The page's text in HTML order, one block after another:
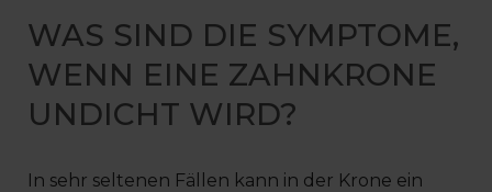
WAS SIND DIE SYMPTOME,
WENN EINE ZAHNKRONE
UNDICHT WIRD?
In sehr seltenen Fällen kann in der Krone ein